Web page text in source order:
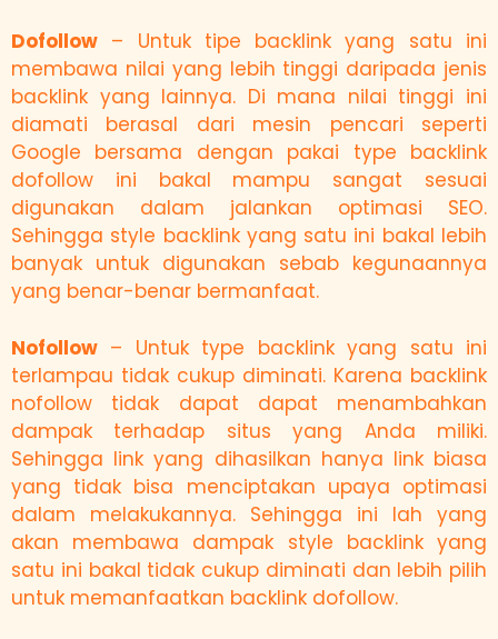
Dofollow – Untuk tipe backlink yang satu ini
membawa nilai yang lebih tinggi daripada jenis
backlink yang lainnya. Di mana nilai tinggi ini
diamati berasal dari mesin pencari seperti
Google bersama dengan pakai type backlink
dofollow ini bakal mampu sangat sesuai
digunakan dalam jalankan optimasi SEO.
Sehingga style backlink yang satu ini bakal lebih
banyak untuk digunakan sebab kegunaannya
yang benar-benar bermanfaat.
Nofollow – Untuk type backlink yang satu ini
terlampau tidak cukup diminati. Karena backlink
nofollow tidak dapat dapat menambahkan
dampak terhadap situs yang Anda miliki.
Sehingga link yang dihasilkan hanya link biasa
yang tidak bisa menciptakan upaya optimasi
dalam melakukannya. Sehingga ini lah yang
akan membawa dampak style backlink yang
satu ini bakal tidak cukup diminati dan lebih pilih
untuk memanfaatkan backlink dofollow.